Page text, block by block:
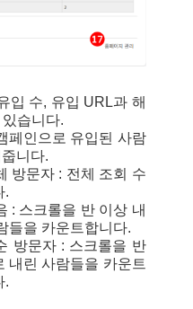
입 수, 유입 URL과 해
습니다.
페인으로 유입된 사람
니다.
방문자 : 전체 조회 수
.
: 스크롤을 반 이상 내
들을 카운트합니다.
방문자 : 스크롤을 반
내린 사람들을 카운트
.